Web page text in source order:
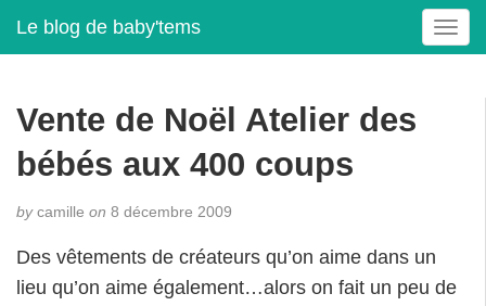
Le blog de baby'tems
T
o
a
Vente de Noël Atelier des
bébés aux 400 coups
bycamille on 8 décembre 2009
Des vêtements de créateurs qu’on aime dans un
lieu qu’on aime également…alors on fait un peu de